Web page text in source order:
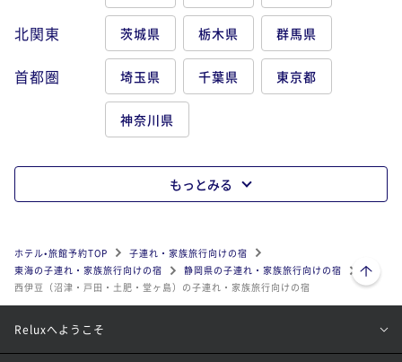
北関東 茨城県 栃木県 群馬県
首都圏 埼玉県 千葉県 東京都
神奈川県
もっとみる
ホテル•旅館予約TOP
子連れ・家族旅行向けの宿
東海の子連れ・家族旅行向けの宿
静岡県の子連れ・家族旅行向けの宿
西伊豆（沼津・戸田・土肥・堂ヶ島）の子連れ・家族旅行向けの宿
ページトップへ
Reluxへようこそ